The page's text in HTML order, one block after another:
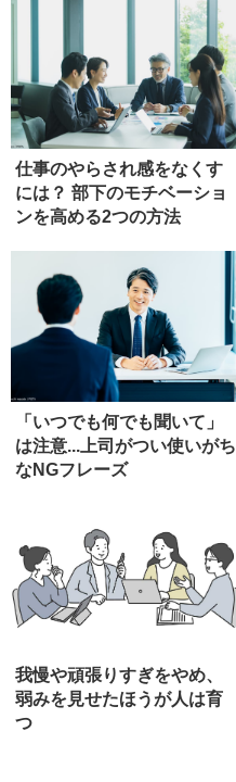
仕事のやらされ感をなくす
には？ 部下のモチベーショ
ンを高める2つの方法
「いつでも何でも聞いて」
は注意...上司がつい使いがち
なNGフレーズ
我慢や頑張りすぎをやめ、
弱みを見せたほうが人は育
つ